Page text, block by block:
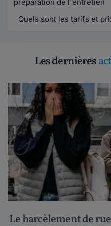
Quels sont les tarifs et
Les dernières
Le harcèlement de